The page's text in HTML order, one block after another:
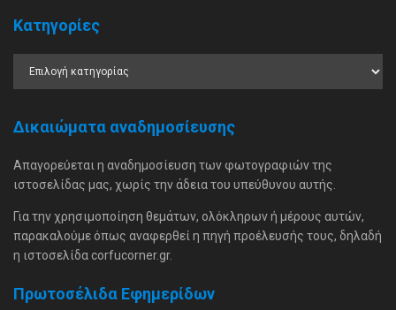
Κατηγορίες
Δικαιώματα αναδημοσίευσης
Απαγορεύεται η αναδημοσίευση των φωτογραφιών της
ιστοσελίδας μας, χωρίς την άδεια του υπεύθυνου αυτής.
Για την χρησιμοποίηση θεμάτων, ολόκληρων ή μέρους αυτών,
παρακαλούμε όπως αναφερθεί η πηγή προέλευσής τους, δηλαδή
η ιστοσελίδα corfucorner.gr.
Πρωτοσέλιδα Εφημερίδων